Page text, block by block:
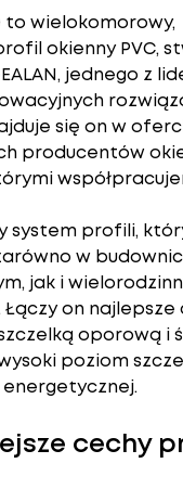
to wielokomorowy,
okienny PVC,
, jednego z
się on w
producentów
system profili,
w
jak i
Łączy on najlepsze
oporową i
poziom
cechy